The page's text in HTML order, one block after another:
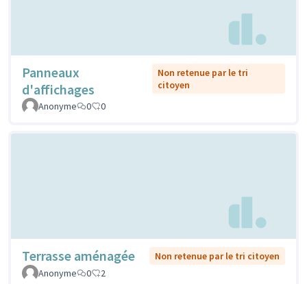
Panneaux
d'affichages
Non retenue par le tri
citoyen
Anonyme
0 0
Terrasse aménagée
Non retenue par le tri citoyen
Anonyme
0 2